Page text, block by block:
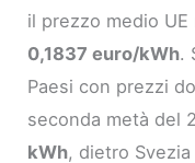
il prezzo medio
0,1837 euro/kWh.
Paesi con prezzi
seconda metà del
kWh, dietro